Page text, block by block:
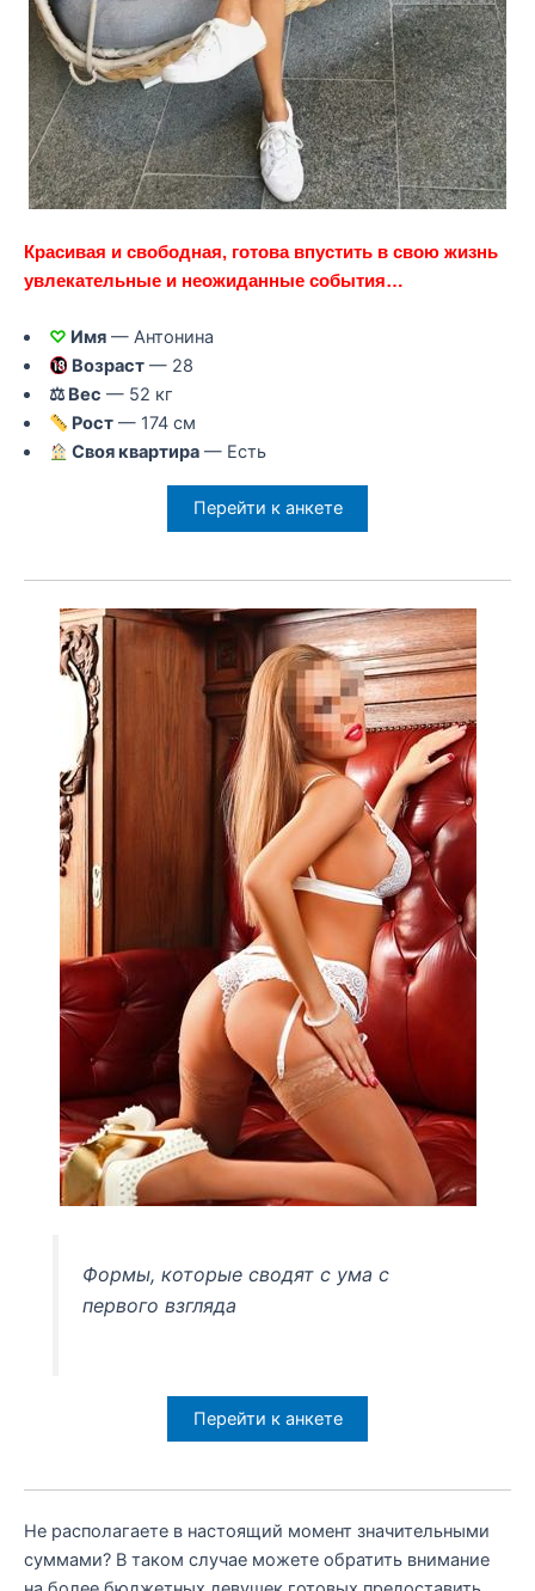
Красивая и свободная, готова впустить в свою жизнь
увлекательные и неожиданные события…
♡ Имя— Антонина
Возраст — 28
⚖ Вес — 52 кг
Рост — 174 см
Своя квартира — Есть
Перейти к анкете
Формы, которые сводят с ума с
первого взгляда
Перейти к анкете
Не располагаете в настоящий момент значительными
суммами? В таком случае можете обратить внимание